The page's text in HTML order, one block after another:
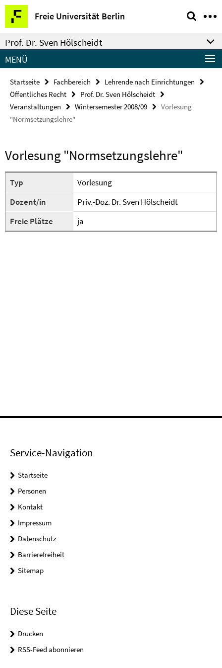
Springe
direkt
zu
Inhalt
Freie Universität Berlin
Service-
Navigation
Prof. Dr. Sven Hölscheidt
MENÜ
Startseite Fachbereich
Lehrende nach Einrichtungen
Öffentliches Recht
Prof. Dr. Sven Hölscheidt
Veranstaltungen
Wintersemester 2008/09
Vorlesung
"Normsetzungslehre"
Vorlesung "Normsetzungslehre"
Typ
Vorlesung
Dozent/in
Priv.-Doz. Dr. Sven Hölscheidt
Freie Plätze
ja
Service-Navigation
Startseite
Personen
Kontakt
Impressum
Datenschutz
Barrierefreiheit
Sitemap
Diese Seite
Drucken
RSS-Feed abonnieren